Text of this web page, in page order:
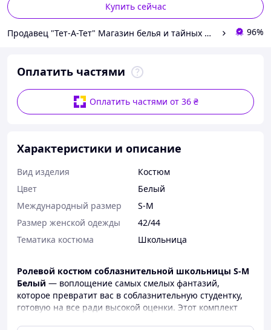
Купить сейчас
Продавец "Тет-А-Тет" Магазин белья и тайных желаний 96%
Оплатить частями
Оплатить частями от 36 ₴
Характеристики и описание
Вид изделия
Костюм
Цвет
Белый
Международный размер
S-M
Размер женской одежды
42/44
Тематика костюма
Школьница
Ролевой костюм соблазнительной школьницы S-M
Белый — воплощение самых смелых фантазий,
которое превратит вас в соблазнительную студентку,
готовую на все ради высокой оценки. Этот комплект